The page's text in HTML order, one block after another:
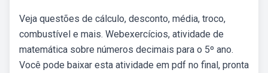
Veja questões de cálculo, desconto, média, troco,
combustível e mais. Webexercícios, atividade de
matemática sobre números decimais para o 5º ano.
Você pode baixar esta atividade em pdf no final, pronta